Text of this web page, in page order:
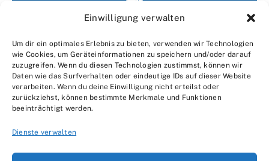
Einwilligung verwalten
Um dir ein optimales Erlebnis zu bieten, verwenden wir Technologien
wie Cookies, um Geräteinformationen zu speichern und/oder darauf
zuzugreifen. Wenn du diesen Technologien zustimmst, können wir
Daten wie das Surfverhalten oder eindeutige IDs auf dieser Website
verarbeiten. Wenn du deine Einwilligung nicht erteilst oder
zurückziehst, können bestimmte Merkmale und Funktionen
beeinträchtigt werden.
Dienste verwalten
Wir über uns
Kontakt
Datenschutzerklärung